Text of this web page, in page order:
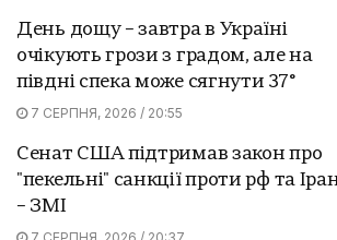
День дощу – завтра в Україні
очікують грози з градом, але на
півдні спека може сягнути 37°
7 СЕРПНЯ, 2026 / 20:55
Сенат США підтримав закон про
"пекельні" санкції проти рф та
– ЗМІ